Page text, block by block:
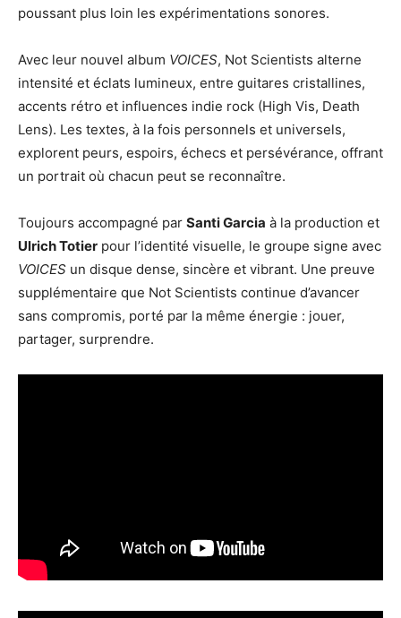
poussant plus loin les expérimentations sonores.
Avec leur nouvel album VOICES, Not Scientists alterne
intensité et éclats lumineux, entre guitares cristallines,
accents rétro et influences indie rock (High Vis, Death
Lens). Les textes, à la fois personnels et universels,
explorent peurs, espoirs, échecs et persévérance, offrant
un portrait où chacun peut se reconnaître.
Toujours accompagné par Santi Garcia à la production et
Ulrich Totier pour l’identité visuelle, le groupe signe avec
VOICES un disque dense, sincère et vibrant. Une preuve
supplémentaire que Not Scientists continue d’avancer
sans compromis, porté par la même énergie : jouer,
partager, surprendre.